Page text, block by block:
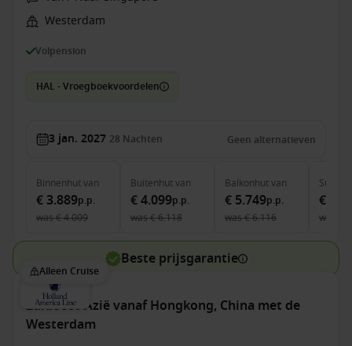
Westerdam
Volpension
HAL - Vroegboekvoordelen
3 jan. 2027 28 Nachten Geen alternatieven
Binnenhutvan
€ 3.889p.p.
was€ 4.009
Buitenhutvan
€ 4.099p.p.
was€ 6.118
Balkonhutvan
€ 5.749p.p.
was€ 6.116
Suite
€
was
Beste prijsgarantie
Alleen Cruise
Zuidoost-Azië vanaf Hongkong, China met de
Westerdam